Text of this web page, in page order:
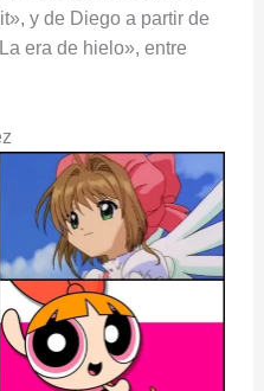
y de Diego a partir de
era de hielo», entre